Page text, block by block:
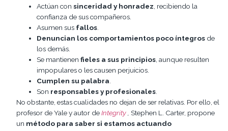
Actúan con sinceridad y honradez , recibiendo la
confianza de sus compañeros.
Asumen sus fallos
Denuncian los comportamientos poco íntegros de
los demás.
Se mantienen fieles a sus principios , aunque resulten
impopulares o les causen perjuicios.
Cumplen su palabra
Son responsables y profesionales
No obstante, estas cualidades no dejan de ser relativas. Por ello, el
profesor de Yale y autor deIntegrity Stephen L. Carter, propone
un método para saber si estamos actuando